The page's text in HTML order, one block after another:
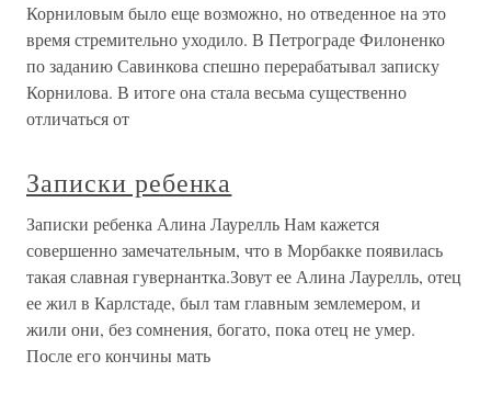
Корниловым было еще возможно, но отведенное на это
время стремительно уходило. В Петрограде Филоненко
по заданию Савинкова спешно перерабатывал записку
Корнилова. В итоге она стала весьма существенно
отличаться от
Записки ребенка
Записки ребенка Алина Лаурелль Нам кажется
совершенно замечательным, что в Морбакке появилась
такая славная гувернантка.Зовут ее Алина Лаурелль, отец
ее жил в Карлстаде, был там главным землемером, и
жили они, без сомнения, богато, пока отец не умер.
После его кончины мать